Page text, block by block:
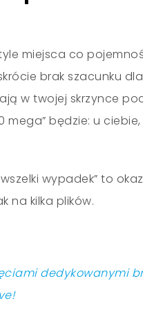
miejsca co
brak szacunku
w twojej skrzynce
mega” będzie: u
wypadek” to
na kilka plików.
dedykowanymi